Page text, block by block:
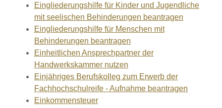
Eingliederungshilfe für Kinder und Jugendliche
mit seelischen Behinderungen beantragen
Eingliederungshilfe für Menschen mit
Behinderungen beantragen
Einheitlichen Ansprechpartner der
Handwerkskammer nutzen
Einjähriges Berufskolleg zum Erwerb der
Fachhochschulreife - Aufnahme beantragen
Einkommensteuer